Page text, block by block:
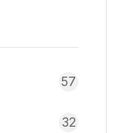
57
32